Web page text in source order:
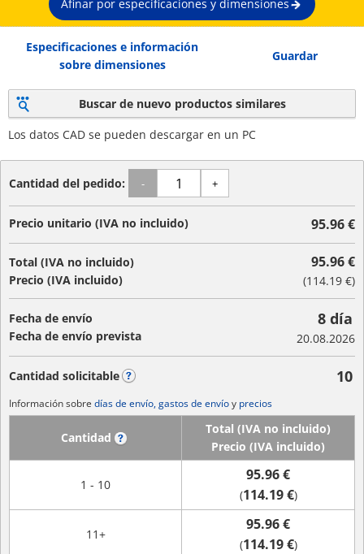
Afinar por especificaciones y dimensiones
Especificaciones e información
sobre dimensiones
Guardar
Buscar de nuevo productos similares
Los datos CAD se pueden descargar en un PC
Cantidad del pedido: - +
Precio unitario (IVA no incluido) 95.96 €
Total (IVA no incluido)
Precio (IVA incluido)
95.96 €
(114.19 €)
Fecha de envío
Fecha de envío prevista
8 día
20.08.2026
Cantidad solicitable 10
Información sobre días de envío, gastos de envíoy precios
Cantidad
Total (IVA no incluido)
Precio (IVA incluido)
1 - 10
95.96 €
(114.19 €)
11+
95.96 €
(114.19 €)